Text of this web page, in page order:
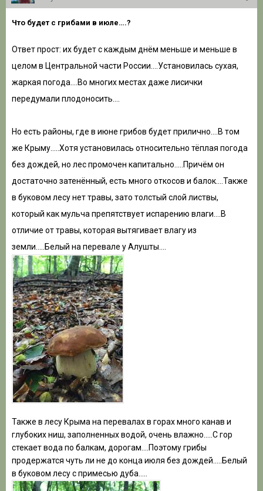
Что будет с грибами в июле….?
Ответ прост: их будет с каждым днём меньше и меньше в
целом в Центральной части России….Установилась сухая,
жаркая погода….Во многих местах даже лисички
передумали плодоносить….
Но есть районы, где в июне грибов будет прилично….В том
же Крыму…..Хотя установилась относительно тёплая погода
без дождей, но лес промочен капитально…..Причём он
достаточно затенённый, есть много откосов и балок….Также
в буковом лесу нет травы, зато толстый слой листвы,
который как мульча препятствует испарению влаги….В
отличие от травы, которая вытягивает влагу из
земли…..Белый на перевале у Алушты….
Также в лесу Крыма на перевалах в горах много канав и
глубоких ниш, заполненных водой, очень влажно…..С гор
стекает вода по балкам, дорогам….Поэтому грибы
продержатся чуть ли не до конца июля без дождей…..Белый
в буковом лесу с примесью дуба…..